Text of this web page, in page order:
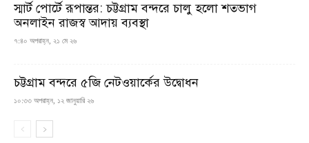
স্মার্ট পোর্টে রূপান্তর: চট্টগ্রাম বন্দরে চালু হলো শতভাগ
অনলাইন রাজস্ব আদায় ব্যবস্থা
৭:৪০ অপরাহ্ন, ২১ মে ২৬
চট্টগ্রাম বন্দরে ৫জি নেটওয়ার্কের উদ্বোধন
১০:৩৩ অপরাহ্ন, ১২ জানুয়ারি ২৬